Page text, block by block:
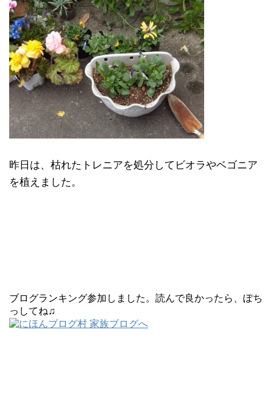
昨日は、枯れたトレニアを処分してビオラやベゴニア
を植えました。
ブログランキング参加しました。読んで良かったら、ぽち
っしてね♫